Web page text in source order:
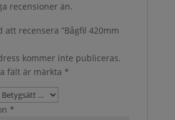
recensioner än.
att recensera ”Bågfil 420mm
kommer inte publiceras.
fält är märkta *
*